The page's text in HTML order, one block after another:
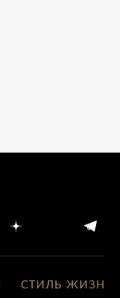
СТИЛЬ ЖИЗНИ